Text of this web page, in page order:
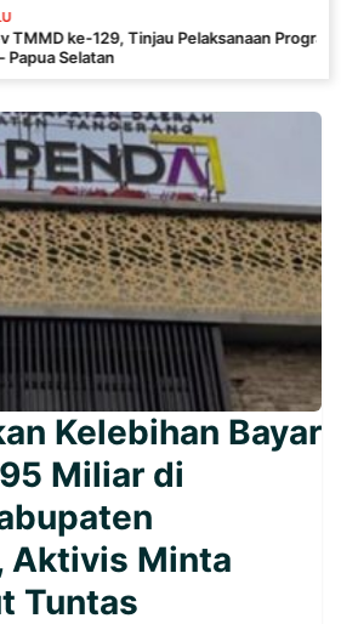
Tinjau Pelaksanaan Program Di
Kelebihan Bayar
Miliar di
Aktivis Minta
Tuntas